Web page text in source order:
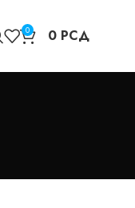
0 0 РСД